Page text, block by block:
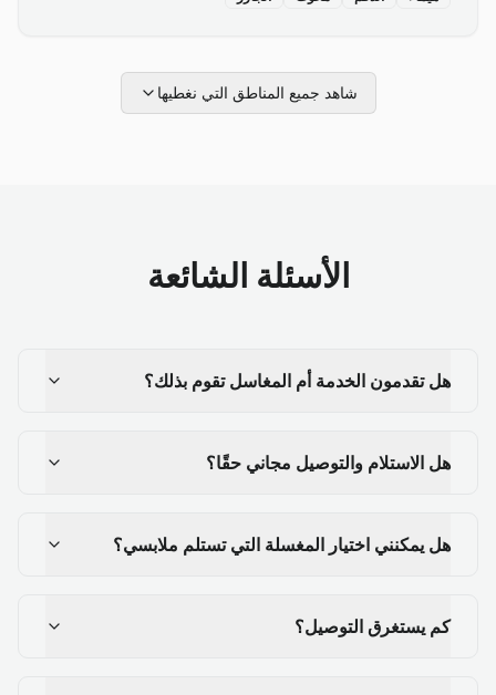
شاهد جميع المناطق التي نغطيها
الأسئلة الشائعة
هل تقدمون الخدمة أم المغاسل تقوم بذلك؟
هل الاستلام والتوصيل مجاني حقًا؟
هل يمكنني اختيار المغسلة التي تستلم ملابسي؟
كم يستغرق التوصيل؟